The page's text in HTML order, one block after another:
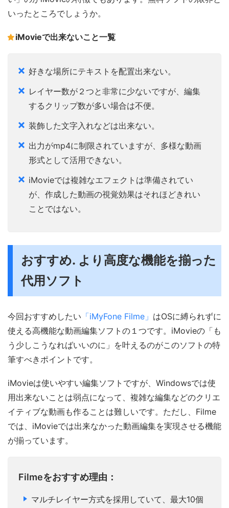
いったところでしょうか。
iMovieで出来ないこと一覧
好きな場所にテキストを配置出来ない。
レイヤー数が２つと非常に少ないですが、編集
するクリップ数が多い場合は不便。
装飾した文字入れなどは出来ない。
出力がmp4に制限されていますが、多様な動画
形式として活用できない。
iMovieでは複雑なエフェクトは準備されてい
が、作成した動画の視覚効果はそれほどきれい
ことではない。
おすすめ. より高度な機能を揃った
代用ソフト
今回おすすめしたい 「iMyFone Filme」 はOSに縛られずに
使える高機能な動画編集ソフトの１つです。iMovieの「も
う少しこうなればいいのに」を叶えるのがこのソフトの特
筆すべきポイントです。
iMovieは使いやすい編集ソフトですが、Windowsでは使
用出来ないことは弱点になって、複雑な編集などのクリエ
イティブな動画も作ることは難しいです。ただし、Filme
では、iMovieでは出来なかった動画編集を実現させる機能
が揃っています。
Filmeをおすすめ理由：
マルチレイヤー方式を採用していて、最大10個